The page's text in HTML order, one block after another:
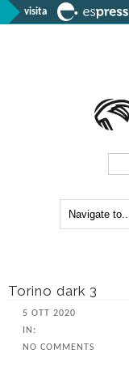
visita
Torino dark 3
5 OTT 2020
IN:
NO COMMENTS